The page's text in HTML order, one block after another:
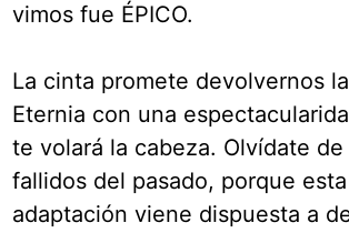
vimos fue ÉPICO.
La cinta promete devolvernos
Eternia con una
te volará la cabeza. Olvídate
fallidos del pasado, porque
adaptación viene dispuesta a